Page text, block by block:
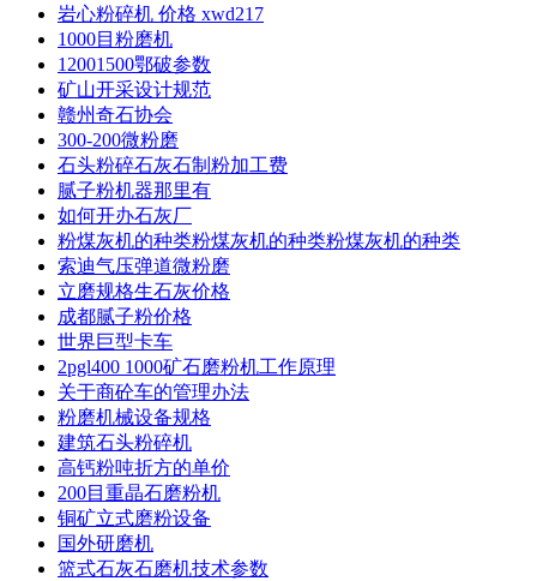
岩心粉碎机 价格 xwd217
1000目粉磨机
12001500鄂破参数
矿山开采设计规范
赣州奇石协会
300-200微粉磨
石头粉碎石灰石制粉加工费
腻子粉机器那里有
如何开办石灰厂
粉煤灰机的种类粉煤灰机的种类粉煤灰机的种类
索迪气压弹道微粉磨
立磨规格生石灰价格
成都腻子粉价格
世界巨型卡车
2pgl400 1000矿石磨粉机工作原理
关于商砼车的管理办法
粉磨机械设备规格
建筑石头粉碎机
高钙粉吨折方的单价
200目重晶石磨粉机
铜矿立式磨粉设备
国外研磨机
篮式石灰石磨机技术参数